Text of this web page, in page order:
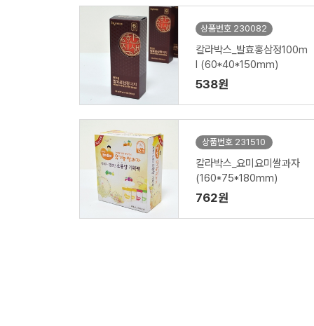
상품번호 230082
칼라박스_발효홍삼정100m
l (60*40*150mm)
538원
상품번호 231510
칼라박스_요미요미쌀과자
(160*75*180mm)
762원